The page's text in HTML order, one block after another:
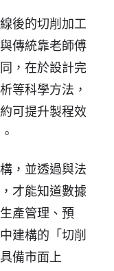
後的切削加工
傳統靠老師傅
，在於設計完
等科學方法，
可提升製程效
，並透過與法
才能知道數據
產管理、預
建構的「切削
備市面上